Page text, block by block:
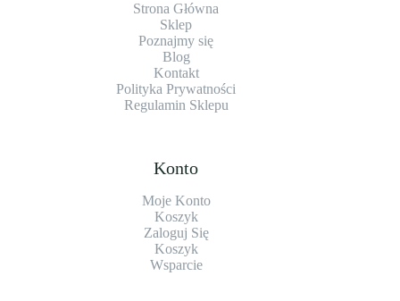
Strona Główna
Sklep
Poznajmy się
Blog
Kontakt
Polityka Prywatności
Regulamin Sklepu
Konto
Moje Konto
Koszyk
Zaloguj Się
Koszyk
Wsparcie